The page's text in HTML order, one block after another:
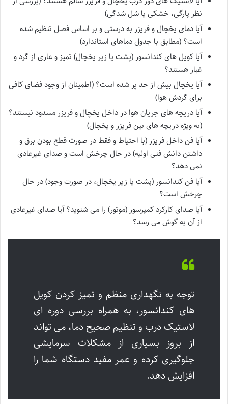
نظر پارگی، خشکی یا شل شدگی)
آیا دمای یخچال و فریزر به درستی و بر اساس فصل تنظیم شده
است؟ (مطابق با جدول دماهای استاندارد)
آیا کویل های کندانسور (پشت یا زیر یخچال) تمیز و عاری از گرد و
غبار هستند؟
آیا یخچال بیش از حد پر شده است؟ (اطمینان از وجود فضای کافی
برای گردش هوا)
آیا دریچه های جریان هوا در داخل یخچال و فریزر مسدود نیستند؟
(به ویژه دریچه های بین فریزر و یخچال)
آیا فن داخل فریزر (با احتیاط و فقط در صورت قطع بودن برق و
داشتن دانش فنی اولیه) در حال چرخش است و صدای غیرعادی
نمی دهد؟
آیا فن کندانسور (پشت یا زیر یخچال، در صورت وجود) در حال
چرخش است؟
آیا صدای کارکرد کمپرسور (موتور) را می شنوید؟ آیا صدای غیرعادی
از آن به گوش می رسد؟
توجه به نگهداری منظم و تمیز کردن کویل
های کندانسور، به همراه بررسی دوره ای
لاستیک درب و تنظیم صحیح دما، می تواند
از بروز بسیاری از مشکلات سرمایشی
جلوگیری کرده و عمر مفید دستگاه شما را
افزایش دهد.